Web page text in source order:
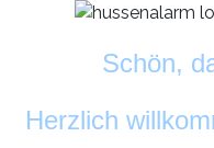
Schön,
Herzlich